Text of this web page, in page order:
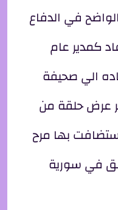
في الدفاع
كمدير عام
الي صحيفة
عرض حلقة من
عبر المحيط (2003) استضافت بها مرح
في سورية